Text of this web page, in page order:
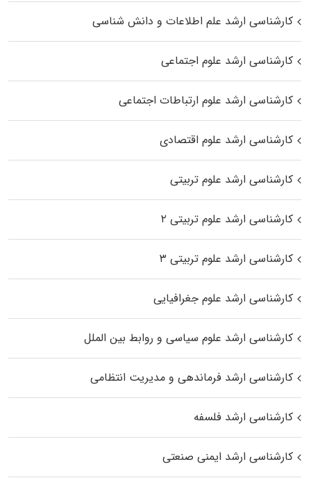
کارشناسی ارشد علم اطلاعات و دانش شناسی
کارشناسی ارشد علوم اجتماعی
کارشناسی ارشد علوم ارتباطات اجتماعی
کارشناسی ارشد علوم اقتصادی
کارشناسی ارشد علوم تربیتی
کارشناسی ارشد علوم تربیتی ۲
کارشناسی ارشد علوم تربیتی ۳
کارشناسی ارشد علوم جغرافیایی
کارشناسی ارشد علوم سیاسی و روابط بین الملل
کارشناسی ارشد فرماندهی و مدیریت انتظامی
کارشناسی ارشد فلسفه
کارشناسی ارشد ایمنی صنعتی